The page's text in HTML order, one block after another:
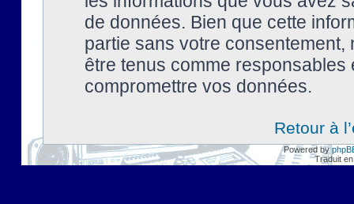
de données. Bien que cette
partie sans votre
être tenus comme
compromettre vos données.
Retour à
Powered by
Traduit